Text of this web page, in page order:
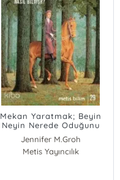
Mekan Yaratmak; Beyin
Neyin Nerede Oduğunu
Nasıl Biliyor ?
Jennifer M.Groh
Metis Yayıncılık